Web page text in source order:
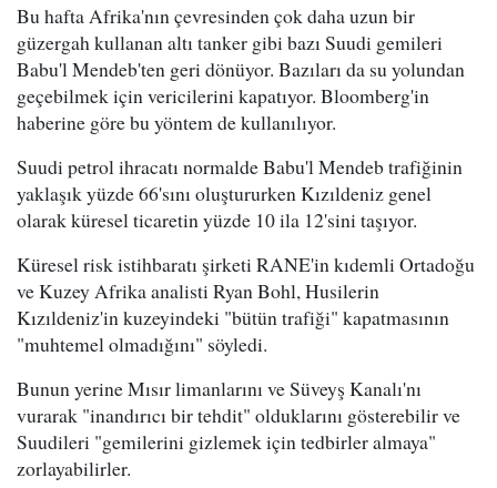
Bu hafta Afrika'nın çevresinden çok daha uzun bir
güzergah kullanan altı tanker gibi bazı Suudi gemileri
Babu'l Mendeb'ten geri dönüyor. Bazıları da su yolundan
geçebilmek için vericilerini kapatıyor. Bloomberg'in
haberine göre bu yöntem de kullanılıyor.
Suudi petrol ihracatı normalde Babu'l Mendeb trafiğinin
yaklaşık yüzde 66'sını oluştururken Kızıldeniz genel
olarak küresel ticaretin yüzde 10 ila 12'sini taşıyor.
Küresel risk istihbaratı şirketi RANE'in kıdemli Ortadoğu
ve Kuzey Afrika analisti Ryan Bohl, Husilerin
Kızıldeniz'in kuzeyindeki "bütün trafiği" kapatmasının
"muhtemel olmadığını" söyledi.
Bunun yerine Mısır limanlarını ve Süveyş Kanalı'nı
vurarak "inandırıcı bir tehdit" olduklarını gösterebilir ve
Suudileri "gemilerini gizlemek için tedbirler almaya"
zorlayabilirler.